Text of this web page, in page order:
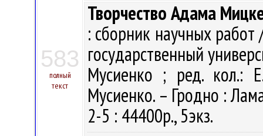
583
полный
текст
Творчество Адама
: сборник научных
государственный
Мусиенко ; ред. кол.:
Мусиенко. – Гродно :
2-5 : 44400р., 5экз.